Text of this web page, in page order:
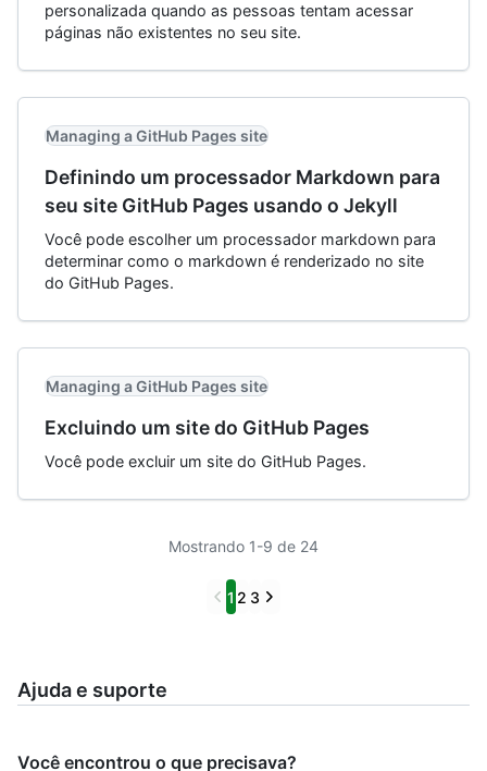
personalizada quando as pessoas tentam acessar
páginas não existentes no seu site.
Managing a GitHub Pages site
Definindo um processador Markdown para
seu site GitHub Pages usando o Jekyll
Você pode escolher um processador markdown para
determinar como o markdown é renderizado no site
do GitHub Pages.
Managing a GitHub Pages site
Excluindo um site do GitHub Pages
Você pode excluir um site do GitHub Pages.
Mostrando 1-9 de 24
Previous
1 2 3 Next
Ajuda e suporte
Você encontrou o que precisava?